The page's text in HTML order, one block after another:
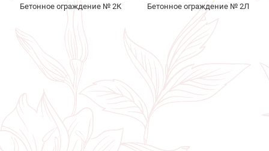
Бетонное ограждение № 2К Бетонное ограждение № 2Л